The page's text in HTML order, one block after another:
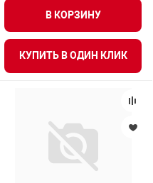
В КОРЗИНУ
КУПИТЬ В ОДИН КЛИК